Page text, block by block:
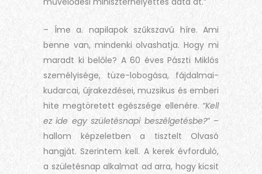
– Íme a. napilapok szűkszavú híre. Ami
benne van, mindenki olvashatja. Hogy mi
maradt ki belőle? A 60 éves Pászti Miklós
személyisége, tüze-lobogása, fájdalmai-
kudarcai, újrakezdései, muzsikus és emberi
hite megtöretett egészsége ellenére. “Kell
ez ide egy születésnapi beszélgetésbe?” –
hallom képzeletben a tisztelt Olvasó
hangját. Szerintem kell. A kerek évforduló,
a születésnap alkalmat ad arra, hogy kicsit